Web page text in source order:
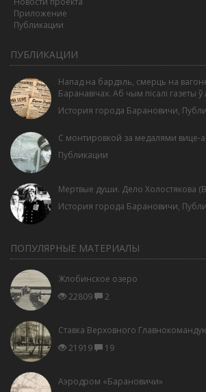
Приложение
Публикации
ПУБЛИКАЦИИ
Напад на бардэль, смерць на
Баранавічах. Аб чым пісалі газеты ў
История города Барановичи,
С монтировкой за медалями вице-
Публикации
Мертвые души. Дело Холостякова
История города Барановичи,
ПОПУЛЯРНЫЕ МАТЕРИАЛЫ
Жлобинское озеро
22809
2
Ставка Верховного
21919
19
Аэродром «Барановичи»